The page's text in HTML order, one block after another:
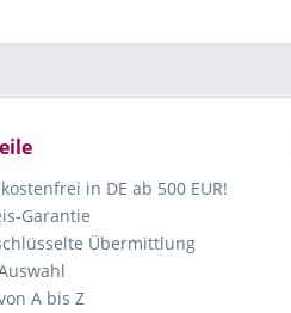
in DE ab 500 EUR!
Garantie
Übermittlung
A bis Z